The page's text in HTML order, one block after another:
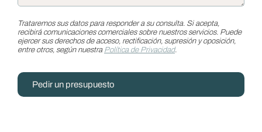
Trataremos sus datos para responder a su consulta. Si acepta,
recibirá comunicaciones comerciales sobre nuestros servicios. Puede
ejercer sus derechos de acceso, rectificación, supresión y oposición,
entre otros, según nuestra Política de Privacidad.
Pedir un presupuesto